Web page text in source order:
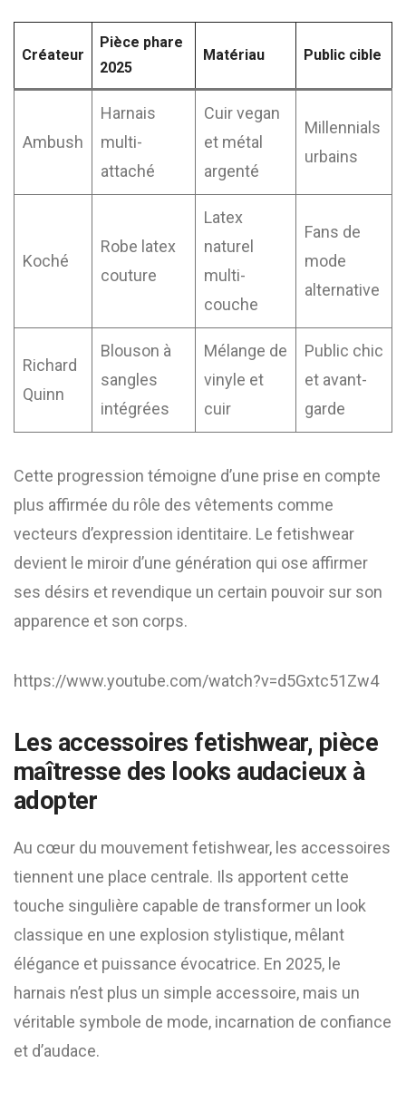
Créateur
Pièce phare
2025
Matériau Public cible
Ambush
Harnais
multi-
attaché
Cuir vegan
et métal
argenté
Millennials
urbains
Koché
Robe latex
couture
Latex
naturel
multi-
couche
Fans de
mode
alternative
Richard
Quinn
Blouson à
sangles
intégrées
Mélange de
vinyle et
cuir
Public chic
et avant-
garde
Cette progression témoigne d’une prise en compte
plus affirmée du rôle des vêtements comme
vecteurs d’expression identitaire. Le fetishwear
devient le miroir d’une génération qui ose affirmer
ses désirs et revendique un certain pouvoir sur son
apparence et son corps.
https://www.youtube.com/watch?v=d5Gxtc51Zw4
Les accessoires fetishwear, pièce
maîtresse des looks audacieux à
adopter
Au cœur du mouvement fetishwear, les accessoires
tiennent une place centrale. Ils apportent cette
touche singulière capable de transformer un look
classique en une explosion stylistique, mêlant
élégance et puissance évocatrice. En 2025, le
harnais n’est plus un simple accessoire, mais un
véritable symbole de mode, incarnation de confiance
et d’audace.